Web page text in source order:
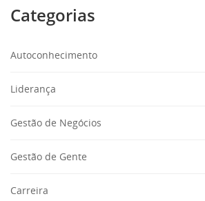
Categorias
Autoconhecimento
Liderança
Gestão de Negócios
Gestão de Gente
Carreira